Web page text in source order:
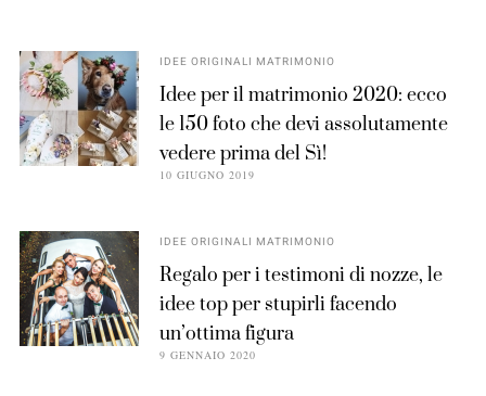
IDEE ORIGINALI MATRIMONIO
Idee per il matrimonio 2020: ecco
le 150 foto che devi assolutamente
vedere prima del Sì!
10 GIUGNO 2019
IDEE ORIGINALI MATRIMONIO
Regalo per i testimoni di nozze, le
idee top per stupirli facendo
un’ottima figura
9 GENNAIO 2020